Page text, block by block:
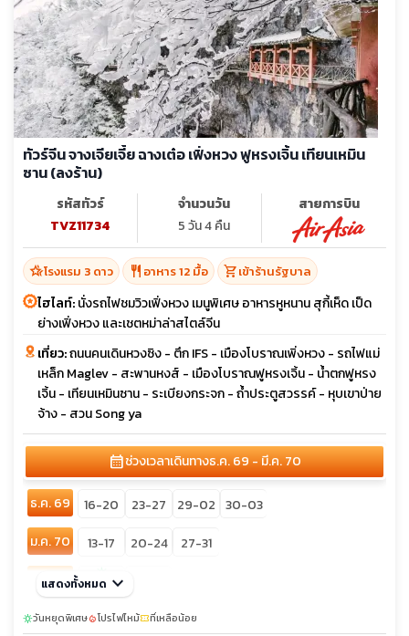
ทัวร์จีน จางเจียเจี้ย ฉางเต๋อ เฟิ่งหวง ฟูหรงเจิ้น เทียนเหมิน
ซาน (ลงร้าน)
รหัสทัวร์
TVZ11734
จำนวนวัน
5 วัน 4 คืน
สายการบิน
hotel_classโรงแรม 3 ดาว restaurant อาหาร 12 มื้อ shopping_cartเข้าร้านรัฐบาล
ไฮไลท์:นั่งรถไฟชมวิวเฟิ่งหวง เมนูพิเศษ อาหารหูหนาน สุกี้เห็ด เป็ด
ย่างเฟิ่งหวง และเชตหม่าล่าสไตล์จีน
เที่ยว:ถนนคนเดินหวงซิง - ตึก IFS - เมืองโบราณเพิ่งหวง - รถไฟแม่
เหล็ก Maglev - สะพานหงส์ - เมืองโบราณฟูหรงเจิ้น - น้ำตกฟูหรง
เจิ้น - เทียนเหมินซาน - ระเบียงกระจก - ถ้ำประตูสวรรค์ - หุบเขาป่าย
จ้าง - สวน Song ya
calendar_monthช่วงเวลาเดินทางธ.ค. 69 - มี.ค. 70
ธ.ค. 69 16-20 23-27 29-02 30-03
ม.ค. 70
13-17 20-24
27-31
ก.พ. 70
sunny
17-21
มี.ค. 70
sunny
03-07 10-14 17-21
แสดงทั้งหมด keyboard_arrow_down
sunnyวันหยุดพิเศษlocal_fire_departmentโปรไฟไหม้confirmation_numberที่เหลือน้อย